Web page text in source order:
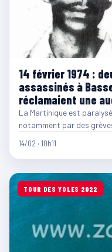
14 février 1974 :
assassinés à
réclamaient une
La Martinique est
notamment par des
14/02 · 10h11
TOUR DES YOLES 2022